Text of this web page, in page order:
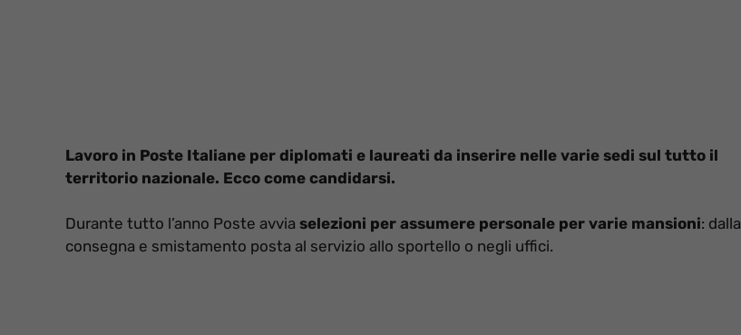
Lavoro in Poste Italiane per diplomati e laureati da inserire nelle varie sedi sul tutto il
territorio nazionale. Ecco come candidarsi.
Durante tutto l’anno Poste avvia selezioni per assumere personale per varie mansioni: dalla
consegna e smistamento posta al servizio allo sportello o negli uffici.